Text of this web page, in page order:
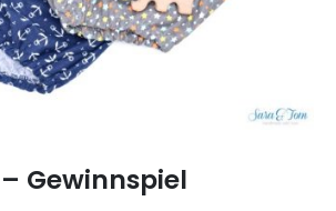
Gewinnspiel